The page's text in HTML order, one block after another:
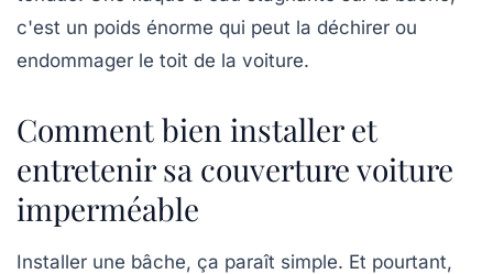
c'est un poids énorme qui peut la déchirer ou
endommager le toit de la voiture.
Comment bien installer et
entretenir sa couverture voiture
imperméable
Installer une bâche, ça paraît simple. Et pourtant,